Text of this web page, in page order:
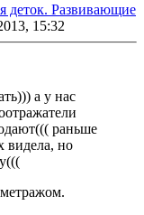
деток. Развивающие
15:32
а у нас
раньше
видела, но